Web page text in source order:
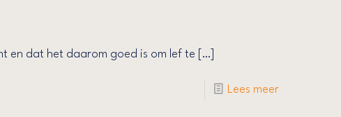
en dat het daarom goed is om lef te […]
Lees meer